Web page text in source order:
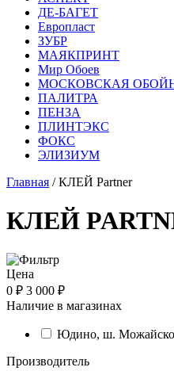
ДЕ-БАГЕТ
Европласт
ЗУБР
МАЯКПРИНТ
Мир Обоев
МОСКОВСКАЯ
ПАЛИТРА
ПЕНЗА
ПЛИНТЭКС
ФОКС
ЭЛИЗИУМ
Главная / КЛЕЙ Partner
КЛЕЙ
Цена
0 ₽ 3 000 ₽
Наличие в магазинах
Юдино, ш.
Производитель